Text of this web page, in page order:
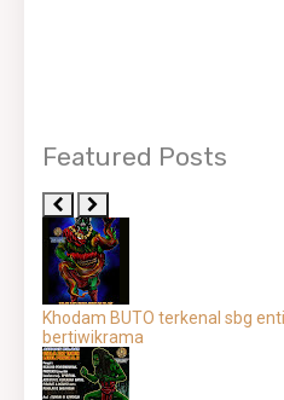
Featured Posts
Khodam BUTO terkenal sbg
bertiwikrama